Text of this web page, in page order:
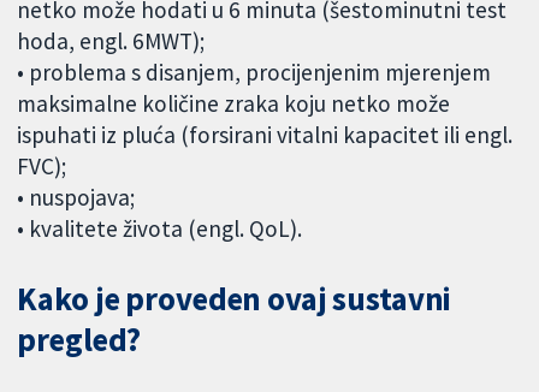
netko može hodati u 6 minuta (šestominutni test
hoda, engl. 6MWT);
• problema s disanjem, procijenjenim mjerenjem
maksimalne količine zraka koju netko može
ispuhati iz pluća (forsirani vitalni kapacitet ili engl.
FVC);
• nuspojava;
• kvalitete života (engl. QoL).
Kako je proveden ovaj sustavni
pregled?